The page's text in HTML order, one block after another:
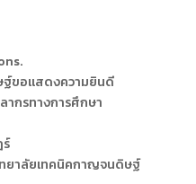
ขอแสดงความยินดี
กรทางการศึกษา
ยาลัยเทคนิคกาญจนดิษฐ์